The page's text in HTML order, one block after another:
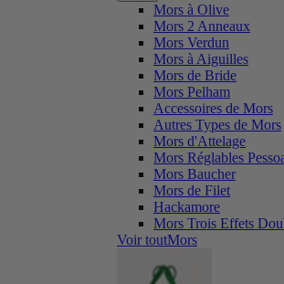
Mors à Olive
Mors 2 Anneaux
Mors Verdun
Mors à Aiguilles
Mors de Bride
Mors Pelham
Accessoires de Mors
Autres Types de Mors
Mors d'Attelage
Mors Réglables
Mors Baucher
Mors de Filet
Hackamore
Mors Trois Effets
Voir toutMors